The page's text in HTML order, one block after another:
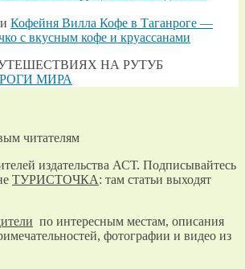
Кофейня Вилла Кофе в Таганроге —
с вкусным кофе и круассанами
НА РУТУБ
МИРА
читателям
издательства АСТ. Подписывайтесь
ТУРИСТОЧКА: там статьи выходят
по интересным местам, описания
фотографии и видео из